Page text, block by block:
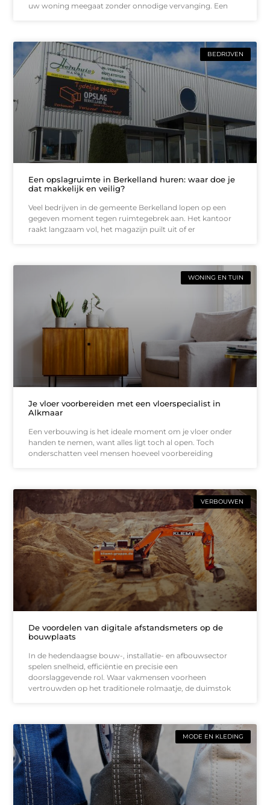
uw woning meegaat zonder onnodige vervanging. Een
BEDRIJVEN
Een opslagruimte in Berkelland huren: waar doe je
dat makkelijk en veilig?
Veel bedrijven in de gemeente Berkelland lopen op een
gegeven moment tegen ruimtegebrek aan. Het kantoor
raakt langzaam vol, het magazijn puilt uit of er
WONING EN TUIN
Je vloer voorbereiden met een vloerspecialist in
Alkmaar
Een verbouwing is het ideale moment om je vloer onder
handen te nemen, want alles ligt toch al open. Toch
onderschatten veel mensen hoeveel voorbereiding
VERBOUWEN
De voordelen van digitale afstandsmeters op de
bouwplaats
In de hedendaagse bouw-, installatie- en afbouwsector
spelen snelheid, efficiëntie en precisie een
doorslaggevende rol. Waar vakmensen voorheen
vertrouwden op het traditionele rolmaatje, de duimstok
MODE EN KLEDING